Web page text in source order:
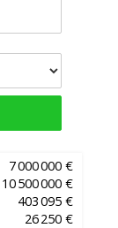
7 000 000 €
10 500 000 €
403 095 €
26 250 €